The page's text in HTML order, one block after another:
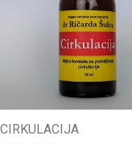
CIRKULACIJA